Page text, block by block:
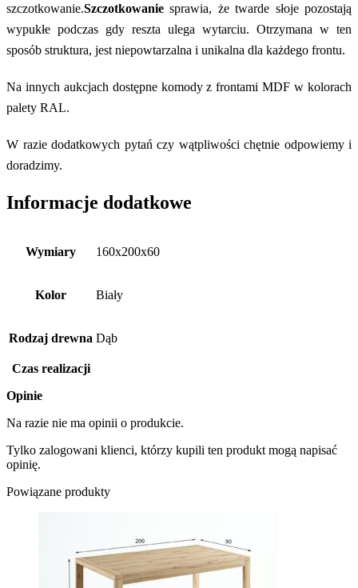
szczotkowanie.Szczotkowanie sprawia, że twarde słoje pozostają
wypukłe podczas gdy reszta ulega wytarciu. Otrzymana w ten
sposób struktura, jest niepowtarzalna i unikalna dla każdego frontu.
Na innych aukcjach dostępne komody z frontami MDF w kolorach
palety RAL.
W razie dodatkowych pytań czy wątpliwości chętnie odpowiemy i
doradzimy.
Informacje dodatkowe
Wymiary 160x200x60
Kolor Biały
Rodzaj drewna Dąb
Czas realizacji
Opinie
Na razie nie ma opinii o produkcie.
Tylko zalogowani klienci, którzy kupili ten produkt mogą napisać
opinię.
Powiązane produkty